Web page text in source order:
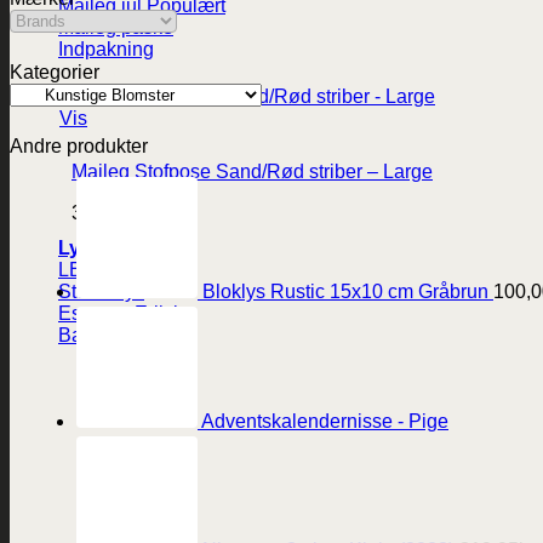
Maileg jul
Maileg påske
Indpakning
Vis
Maileg Stofpose Sand/Rød striber – Large
39,95
Lys
LED-lys
Stearinlys
Ester og Erik lys
Batterier
Kategorier
Andre produkter
Bloklys Rustic 15x10 cm Gråbrun
Adventskalendernisse - Pige